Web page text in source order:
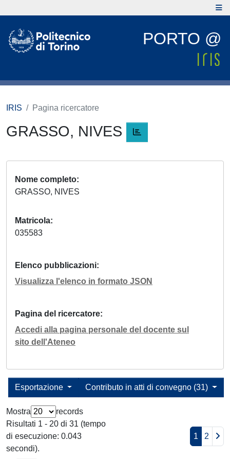
PORTO @
IRIS Pagina ricercatore
GRASSO, NIVES
Nome completo
GRASSO, NIVES
Matricola
035583
Elenco pubblicazioni
Visualizza l'elenco in formato JSON
Pagina del ricercatore
Accedi alla pagina personale del docente sul
sito dell'Ateneo
Contributo in atti di convegno (31)
Esportazione
Mostra
records
Risultati 1 - 20 di 31 (tempo
di esecuzione: 0.043
secondi).
1 2